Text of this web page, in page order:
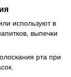
используют в
выпечки
рта при